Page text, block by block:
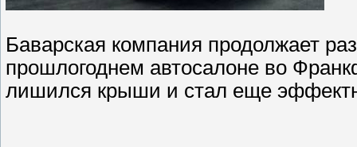
Баварская компания продолжает
прошлогоднем автосалоне во
лишился крыши и стал еще